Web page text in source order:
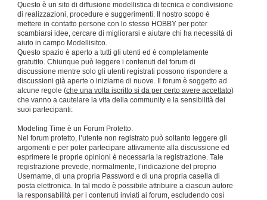
Questo è un sito di diffusione modellistica di tecnica e condivisione
di realizzazioni, procedure e suggerimenti. Il nostro scopo è
mettere in contatto persone con lo stesso HOBBY per poter
scambiarsi idee, cercare di migliorarsi e aiutare chi ha necessità di
aiuto in campo Modellisitco.
Questo spazio è aperto a tutti gli utenti ed è completamente
gratutito. Chiunque può leggere i contenuti del forum di
discussione mentre solo gli utenti registrati possono rispondere a
discussioni già aperte o iniziarne di nuove. Il forum è soggetto ad
alcune regole (che una volta iscritto si da per certo avere accettato)
che vanno a cautelare la vita della community e la sensibilità dei
suoi partecipanti:
Modeling Time è un Forum Protetto.
Nel forum protetto, l’utente non registrato può soltanto leggere gli
argomenti e per poter partecipare attivamente alla discussione ed
esprimere le proprie opinioni è necessaria la registrazione. Tale
registrazione prevede, normalmente, l’indicazione del proprio
Username, di una propria Password e di una propria casella di
posta elettronica. In tal modo è possibile attribuire a ciascun autore
la responsabilità per i contenuti inviati ai forum, escludendo così